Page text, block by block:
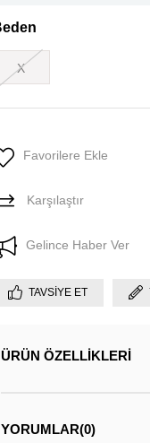
X
Favorilere Ekle
Karşılaştır
Gelince Haber Ver
TAVSIYE ET
ÜRÜN ÖZELLIKLERI
YORUMLAR(0)